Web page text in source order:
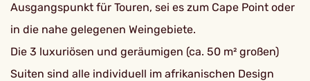
Ausgangspunkt für Touren, sei es zum Cape Point oder
in die nahe gelegenen Weingebiete.
Die 3 luxuriösen und geräumigen (ca. 50 m² großen)
Suiten sind alle individuell im afrikanischen Design